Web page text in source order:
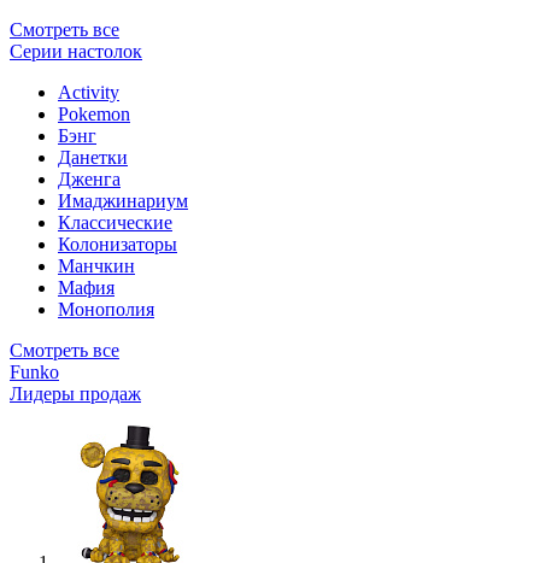
Смотреть все
Серии настолок
Activity
Pokemon
Бэнг
Данетки
Дженга
Имаджинариум
Классические
Колонизаторы
Манчкин
Мафия
Монополия
Смотреть все
Funko
Лидеры продаж